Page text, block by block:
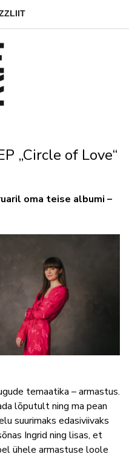
„Circle of Love“
oma teise albumi –
temaatika – armastus.
lõputult ning ma pean
suurimaks edasiviivaks
Ingrid ning lisas, et
ühele armastuse loole